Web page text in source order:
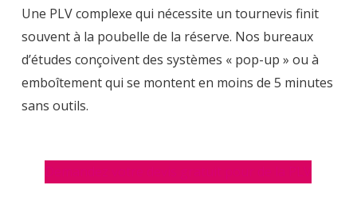
Une PLV complexe qui nécessite un tournevis finit
souvent à la poubelle de la réserve. Nos bureaux
d’études conçoivent des systèmes « pop-up » ou à
emboîtement qui se montent en moins de 5 minutes
sans outils.